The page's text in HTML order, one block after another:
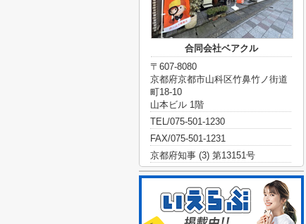
合同会社ベアクル
〒607-8080
京都府京都市山科区竹鼻竹ノ街道
町18-10
山本ビル 1階
TEL/075-501-1230
FAX/075-501-1231
京都府知事 (3) 第13151号